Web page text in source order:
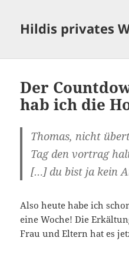
Hildis privates
Der
hab ich die
Thomas, nicht
Tag den vortrag
[…] du bist ja kein
Also heute habe ich
eine Woche! Die
Frau und Eltern hat es